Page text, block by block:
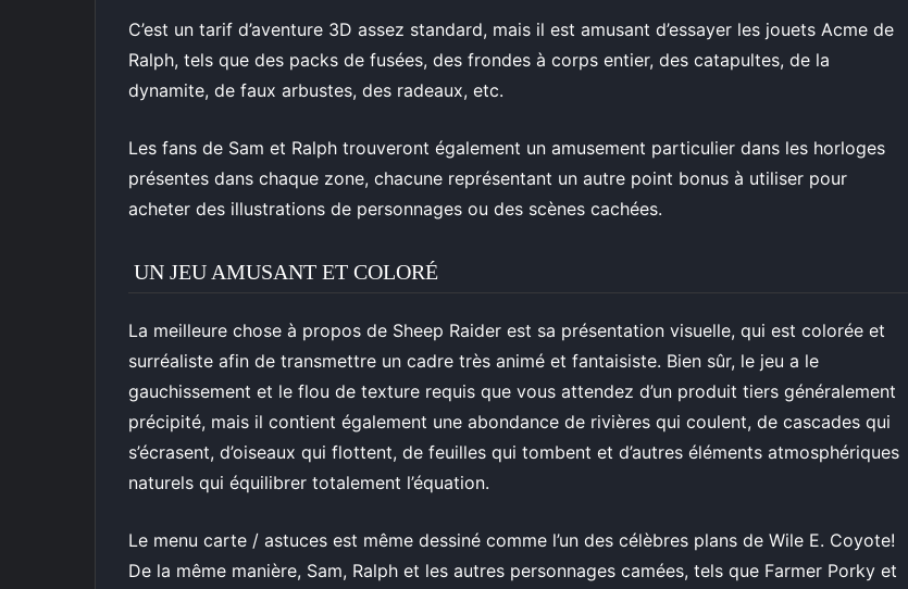
C’est un tarif d’aventure 3D assez standard, mais il est amusant d’essayer les jouets Acme de
Ralph, tels que des packs de fusées, des frondes à corps entier, des catapultes, de la
dynamite, de faux arbustes, des radeaux, etc.
Les fans de Sam et Ralph trouveront également un amusement particulier dans les horloges
présentes dans chaque zone, chacune représentant un autre point bonus à utiliser pour
acheter des illustrations de personnages ou des scènes cachées.
UN JEU AMUSANT ET COLORÉ
La meilleure chose à propos de Sheep Raider est sa présentation visuelle, qui est colorée et
surréaliste afin de transmettre un cadre très animé et fantaisiste. Bien sûr, le jeu a le
gauchissement et le flou de texture requis que vous attendez d’un produit tiers généralement
précipité, mais il contient également une abondance de rivières qui coulent, de cascades qui
s’écrasent, d’oiseaux qui flottent, de feuilles qui tombent et d’autres éléments atmosphériques
naturels qui équilibrer totalement l’équation.
Le menu carte / astuces est même dessiné comme l’un des célèbres plans de Wile E. Coyote!
De la même manière, Sam, Ralph et les autres personnages camées, tels que Farmer Porky et